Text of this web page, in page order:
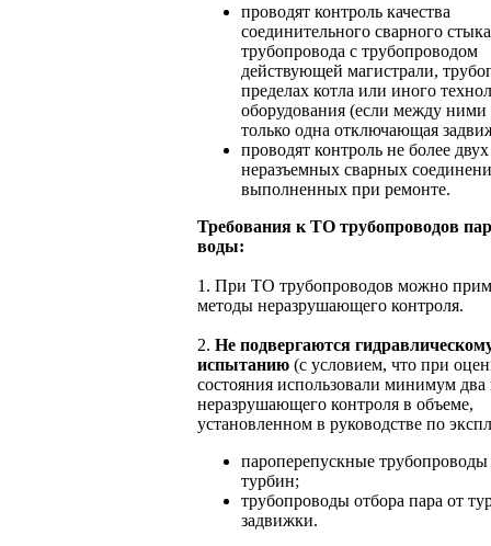
проводят контроль качества
соединительного сварного стыка
трубопровода с трубопроводом
действующей магистрали,
пределах котла или иного
оборудования (если между ними
только одна отключающая
проводят контроль не более двух
неразъемных сварных
выполненных при ремонте.
Требования к ТО трубопроводов
воды:
1. При ТО трубопроводов можно
методы неразрушающего контроля.
2. Не подвергаются
испытанию (с условием, что при
состояния использовали минимум два
неразрушающего контроля в объеме,
установленном в руководстве по
пароперепускные трубопроводы
турбин;
трубопроводы отбора пара от
задвижки.